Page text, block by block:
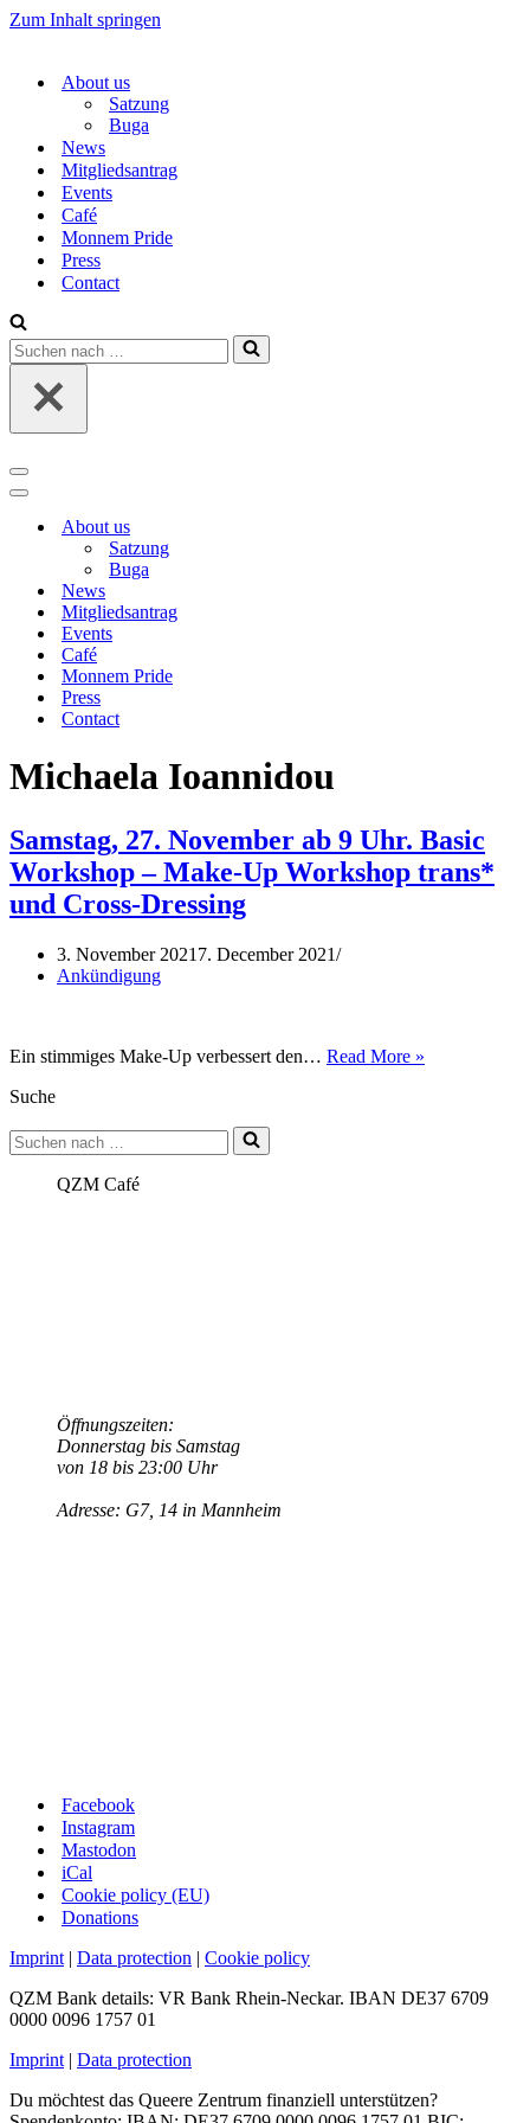
Zum Inhalt springen
About us
Satzung
Buga
News
Mitgliedsantrag
Events
Café
Monnem Pride
Press
Contact
Suchen
nach …
Navigations-
Menü
Navigations-
About us
Satzung
Buga
News
Mitgliedsantrag
Events
Café
Monnem Pride
Press
Contact
Michaela Ioannidou
Samstag, 27. November ab 9 Uhr. Basic
Workshop – Make-Up Workshop trans*
und Cross-Dressing
3. November 2021 7. December 2021
Ankündigung
Ein stimmiges Make-Up verbessert den… Read More »
Suche
Suchen
nach …
QZM Café
Öffnungszeiten:
Donnerstag bis Samstag
von 18 bis 23:00 Uhr
Adresse: G7, 14 in Mannheim
Facebook
Instagram
Mastodon
iCal
Cookie policy (EU)
Donations
Imprint | Data protection | Cookie policy
QZM Bank details: VR Bank Rhein-Neckar. IBAN DE37 6709
0000 0096 1757 01
Imprint | Data protection
Du möchtest das Queere Zentrum finanziell unterstützen?